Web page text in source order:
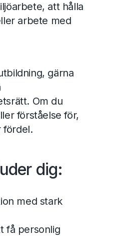
att hålla
arbete med
gärna
Om du
förståelse för,
fördel.
dig:
med stark
få personlig